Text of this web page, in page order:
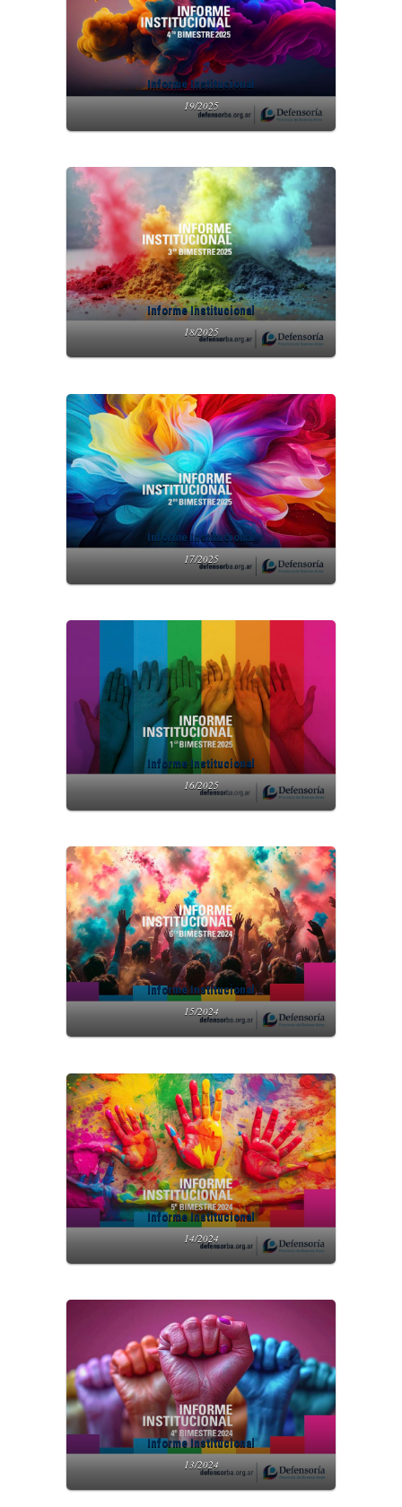
Informe Institucional
19/2025
Informe Institucional
18/2025
Informe Institucional
17/2025
Informe Institucional
16/2025
Informe Institucional
15/2024
Informe Institucional
14/2024
Informe Institucional
13/2024